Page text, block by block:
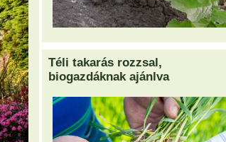
Téli takarás rozzsal,
biogazdáknak ajánlva